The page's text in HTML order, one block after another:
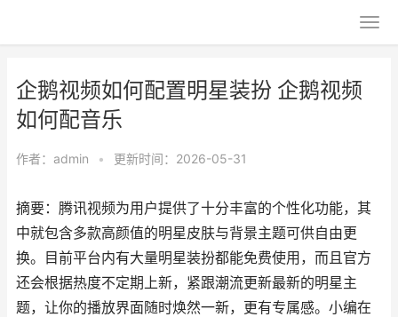
企鹅视频如何配置明星装扮 企鹅视频
如何配音乐
作者： admin • 更新时间：2026-05-31
摘要：腾讯视频为用户提供了十分丰富的个性化功能，其
中就包含多款高颜值的明星皮肤与背景主题可供自由更
换。目前平台内有大量明星装扮都能免费使用，而且官方
还会根据热度不定期上新，紧跟潮流更新最新的明星主
题，让你的播放界面随时焕然一新，更有专属感。小编在